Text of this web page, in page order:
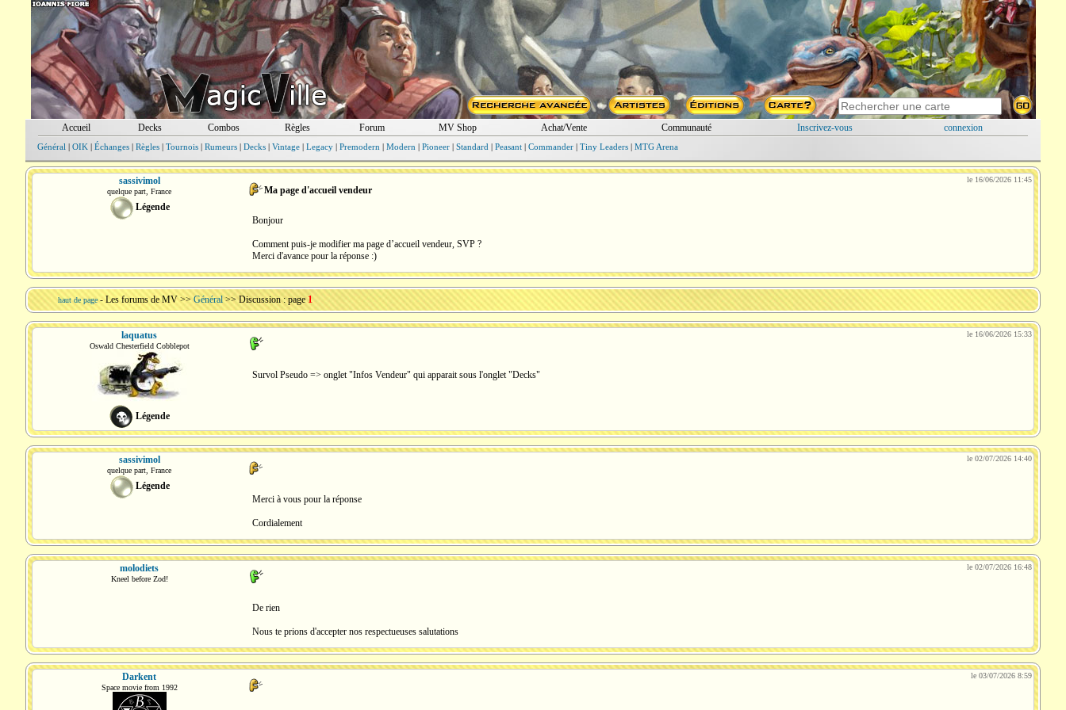
Accueil Decks Combos Règles Forum MV Shop Achat/Vente Communauté Inscrivez-vous connexion
Général | OIK | Échanges| Règles| Tournois| Rumeurs| Decks| Vintage| Legacy| Premodern | Modern | Pioneer| Standard | Peasant| Commander| Tiny Leaders| MTG Arena
sassivimol
quelque part, France
Légende
Ma page d'accueil vendeur
le 16/06/2026 11:45
Bonjour
Comment puis-je modifier ma page d’accueil vendeur, SVP ?
Merci d'avance pour la réponse :)
haut de page- Les forums de MV>> Général>> Discussion : page 1
laquatus
Oswald Chesterfield Cobblepot
Légende
le 16/06/2026 15:33
Survol Pseudo => onglet "Infos Vendeur" qui apparait sous l'onglet "Decks"
sassivimol
quelque part, France
Légende
le 02/07/2026 14:40
Merci à vous pour la réponse
Cordialement
molodiets
Kneel before Zod!
le 02/07/2026 16:48
De rien
Nous te prions d'accepter nos respectueuses salutations
Darkent
Space movie from 1992
le 03/07/2026 8:59